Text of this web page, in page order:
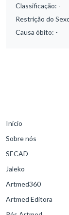
Classificação: -
Restrição do
Causa óbito: -
Início
Sobre nós
SECAD
Jaleko
Artmed360
Artmed Editora